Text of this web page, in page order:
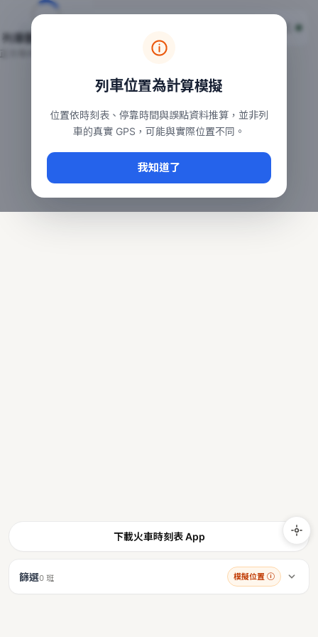
台鐵列車即時位置地圖
本頁顯示目前全台鐵運行中的列車位置，涵蓋自強、普悠瑪、
常用查詢：
、台中車站即時動態
台鐵即時動態
下載火車時刻表 App
篩選0 班 模擬位置 ⓘ
列車位置為計算模擬
位置依時刻表、停靠時間與誤點資料推算，並非列
車的真實 GPS，可能與實際位置不同。
我知道了
列車動態載入中…